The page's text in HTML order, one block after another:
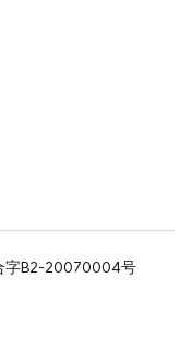
字B2-20070004号